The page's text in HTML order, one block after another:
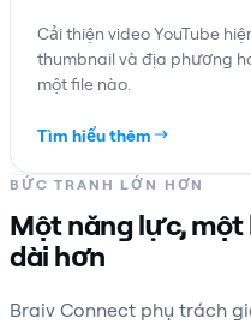
Cải thiện video YouTube
thumbnail và địa phương
một file nào.
Tìm hiểu thêm
BỨC TRANH LỚN HƠN
Một năng lực,
dài hơn
Braiv Connect phụ trách